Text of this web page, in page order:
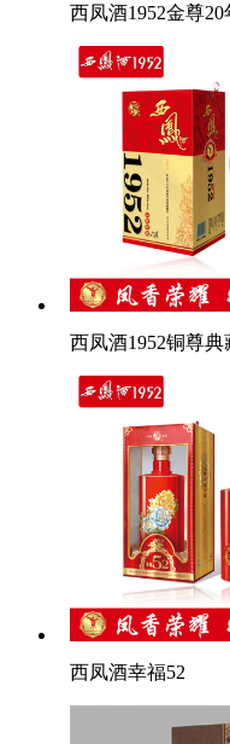
西凤酒1952金尊20
西凤酒1952铜尊典
西凤酒幸福52